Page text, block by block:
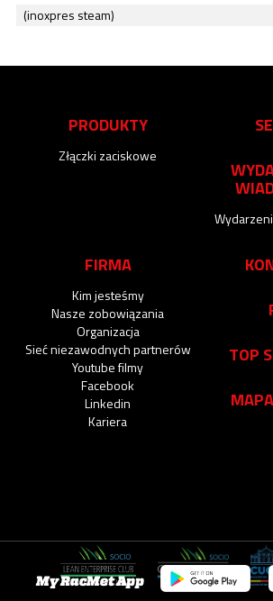
(inoxpres steam)
PRODUKTY
Złączki zaciskowe
FIRMA
Kim jesteśmy
Nasze zobowiązania
Organizacja
Sieć niezawodnych partnerów
Youtube filmy
Facebook
Linkedin
Kariera
TOP
My RacMet App